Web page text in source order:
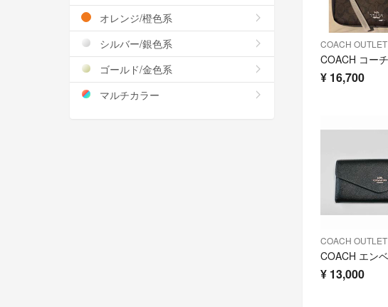
COACH OUTLET
¥ 16,700
COACH OUTLET
¥ 13,000
オレンジ/橙色系
シルバー/銀色系
ゴールド/金色系
マルチカラー